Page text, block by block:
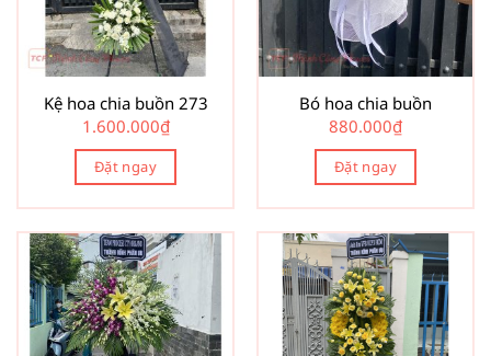
Kệ hoa chia buồn 273
1.600.000₫
Đặt ngay
Bó hoa chia buồn
880.000₫
Đặt ngay